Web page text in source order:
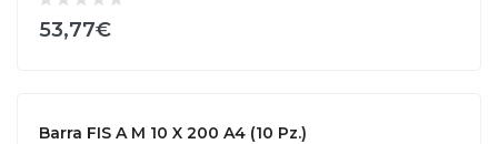
53,77€
Barra FIS A M 10 X 200 A4 (10 Pz.)